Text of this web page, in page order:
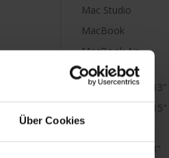
Über Cookies
Mac Studio
MacBook
MacBook Air
M1
MacBook Air 13"
MacBook Air 15"
MacBook Neo
MacBook Pro 13"